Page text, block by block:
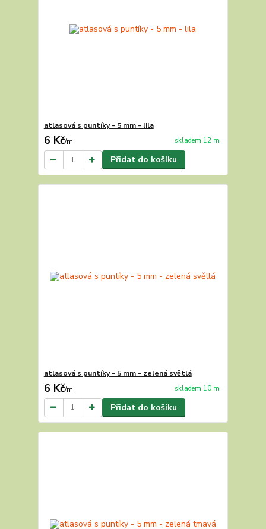
atlasová s puntíky - 5 mm - lila
6 Kč/m skladem 12 m
Přidat do košíku
atlasová s puntíky - 5 mm - zelená světlá
6 Kč/m skladem 10 m
Přidat do košíku